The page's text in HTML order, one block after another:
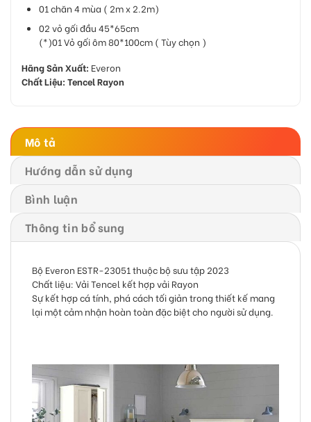
01 chăn 4 mùa ( 2m x 2.2m)
02 vỏ gối đầu 45*65cm
(*)01 Vỏ gối ôm 80*100cm ( Tùy chọn )
Hãng Sản Xuất: Everon
Chất Liệu: Tencel Rayon
Mô tả
Hướng dẫn sử dụng
Bình luận
Thông tin bổ sung
Bộ Everon ESTR-23051 thuộc bộ sưu tập 2023
Chất liệu: VảiTencel kết hợp vải Rayon
Sự kết hợp cá tính, phá cách tối giản trong thiết kế mang
lại một cảm nhận hoàn toàn đặc biệt cho người sử dụng.